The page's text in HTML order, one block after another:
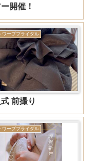
開催！
ワープブライダル
前撮り
ワープブライダル